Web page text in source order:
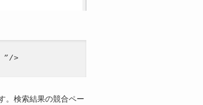
”/>
。検索結果の競合ペー